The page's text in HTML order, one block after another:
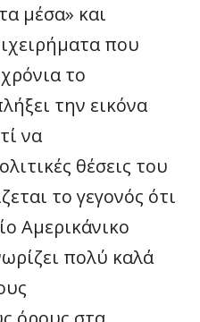
μέσα» και
που
το
την εικόνα
να
θέσεις του
το γεγονός ότι
Αμερικάνικο
πολύ καλά